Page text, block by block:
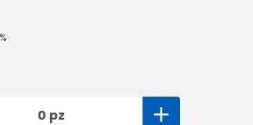
0 pz